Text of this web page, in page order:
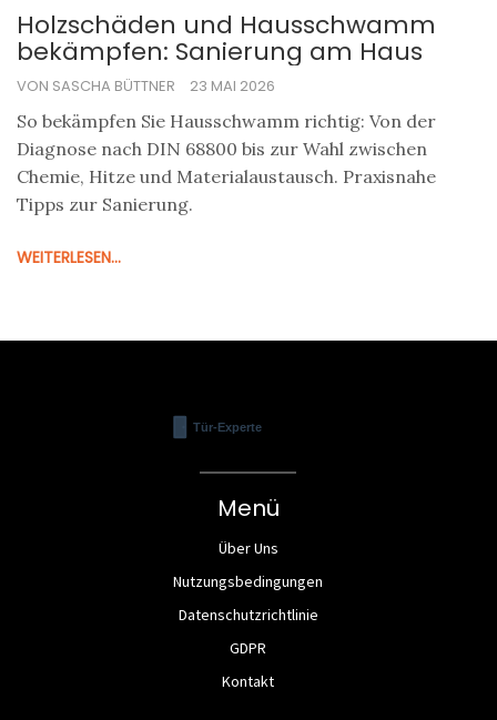
Holzschäden und Hausschwamm
bekämpfen: Sanierung am Haus
VON SASCHA BÜTTNER 23 MAI 2026
So bekämpfen Sie Hausschwamm richtig: Von der
Diagnose nach DIN 68800 bis zur Wahl zwischen
Chemie, Hitze und Materialaustausch. Praxisnahe
Tipps zur Sanierung.
WEITERLESEN...
Menü
Über Uns
Nutzungsbedingungen
Datenschutzrichtlinie
GDPR
Kontakt